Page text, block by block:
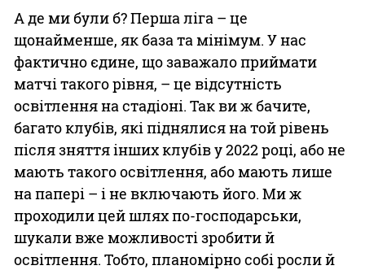
А де ми були б? Перша ліга – це
щонайменше, як база та мінімум. У нас
фактично єдине, що заважало приймати
матчі такого рівня, – це відсутність
освітлення на стадіоні. Так ви ж бачите,
багато клубів, які піднялися на той рівень
після зняття інших клубів у 2022 році, або не
мають такого освітлення, або мають лише
на папері – і не включають його. Ми ж
проходили цей шлях по-господарськи,
шукали вже можливості зробити й
освітлення. Тобто, планомірно собі росли й